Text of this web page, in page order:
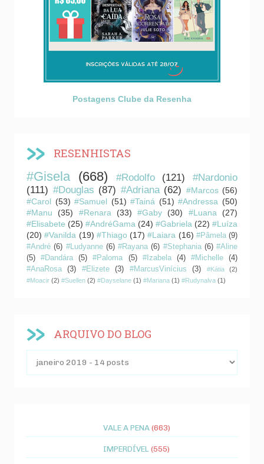
Postagens Clube da Resenha
RESENHISTAS
#Gisela (668) #Rodolfo (121)
#Nardonio
(111) #Douglas (87) #Adriana (62) #Marcos (56)
#Carol (53) #Samuel (51) #Tainá (51) #Andressa (50)
#Manu
(35) #Renara (33) #Gaby (30) #Luana
(27)
#Elisabete (25) #AndréGama (24) #Gabriela (22) #Luíza
(20) #Vanilda (19) #Thiago (17) #Laiara (16) #Pâmela (9)
#André (6) #Ludyanne (6) #Rayana (6) #Stephania (6) #Aline
(5)
#Dandára (5) #Paloma (5) #Izabela (4) #Michelle
(4)
#AnaRosa
(3) #Elizete (3) #MarcusVinícius (3) #Kátia
(2)
#Moacir (2) #Suellen (2) #Dayselane (1) #Mariana (1) #Rudynalva (1)
ARQUIVO DO BLOG
VALE A PENA (663)
IMPERDÍVEL (555)